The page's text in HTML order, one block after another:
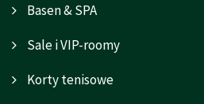
Basen & SPA
Sale i VIP-roomy
Korty tenisowe